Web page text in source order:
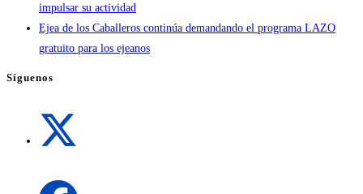
impulsar su actividad
Ejea de los Caballeros continúa demandando el programa LAZO
gratuito para los ejeanos
Síguenos